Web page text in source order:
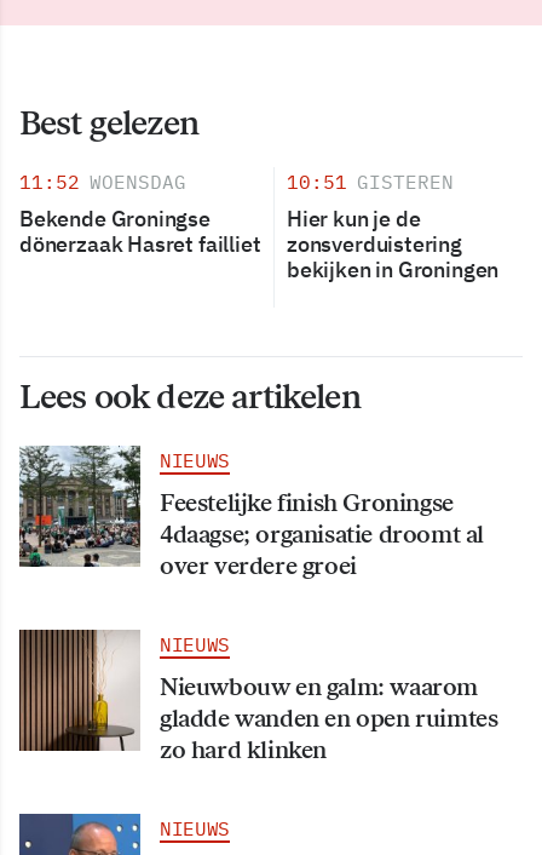
Best gelezen
11:52 WOENSDAG
Bekende Groningse
dönerzaak Hasret failliet
10:51 GISTEREN
Hier kun je de
zonsverduistering
bekijken in Groningen
Lees ook deze artikelen
NIEUWS
Feestelijke finish Groningse
4daagse; organisatie droomt al
over verdere groei
NIEUWS
Nieuwbouw en galm: waarom
gladde wanden en open ruimtes
zo hard klinken
NIEUWS